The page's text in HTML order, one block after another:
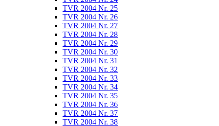
TVR 2004 Nr. 25
TVR 2004 Nr. 26
TVR 2004 Nr. 27
TVR 2004 Nr. 28
TVR 2004 Nr. 29
TVR 2004 Nr. 30
TVR 2004 Nr. 31
TVR 2004 Nr. 32
TVR 2004 Nr. 33
TVR 2004 Nr. 34
TVR 2004 Nr. 35
TVR 2004 Nr. 36
TVR 2004 Nr. 37
TVR 2004 Nr. 38